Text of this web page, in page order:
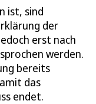
ist, sind
der
erst nach
werden.
bereits
das
endet.